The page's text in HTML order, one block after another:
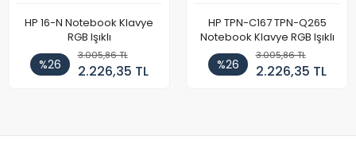
HP 16-N Notebook Klavye
RGB Işıklı
%26
3.005,86 TL
2.226,35 TL
HP TPN-C167 TPN-Q265
Notebook Klavye RGB Işıklı
%26
3.005,86 TL
2.226,35 TL